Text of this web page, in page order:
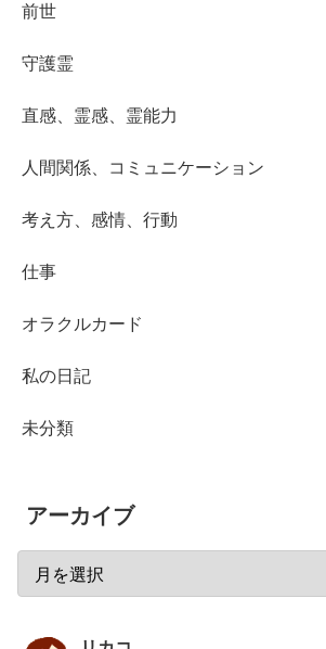
前世
守護霊
直感、霊感、霊能力
人間関係、コミュニケーション
考え方、感情、行動
仕事
オラクルカード
私の日記
未分類
アーカイブ